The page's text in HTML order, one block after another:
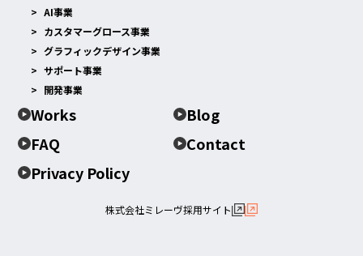
AI事業
カスタマーグロース事業
グラフィックデザイン事業
サポート事業
開発事業
Works
Blog
FAQ
Contact
Privacy Policy
株式会社ミレーヴ採用サイト